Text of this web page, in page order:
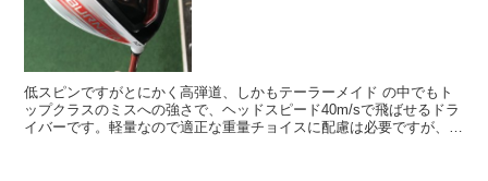
低スピンですがとにかく高弾道、しかもテーラーメイド の中でもト
ップクラスのミスへの強さで、ヘッドスピード40m/sで飛ばせるドラ
イバーです。軽量なので適正な重量チョイスに配慮は必要ですが、ハ